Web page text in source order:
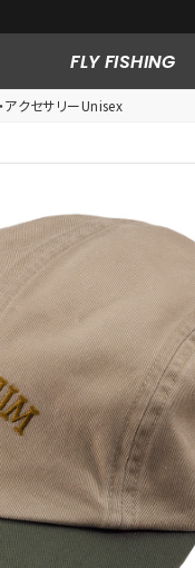
FLY FISHING
アクセサリーUnisex